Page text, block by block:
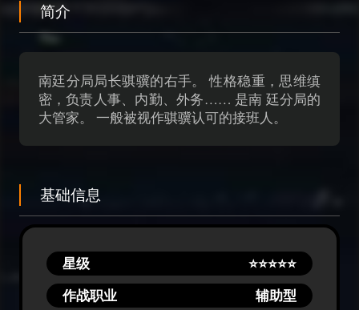
简介
南廷分局局长骐骥的右手。 性格稳重，思维缜
密，负责人事、内勤、外务…… 是南 廷分局的
大管家。 一般被视作骐骥认可的接班人。
基础信息
星级
⭐⭐⭐⭐⭐
作战职业
辅助型